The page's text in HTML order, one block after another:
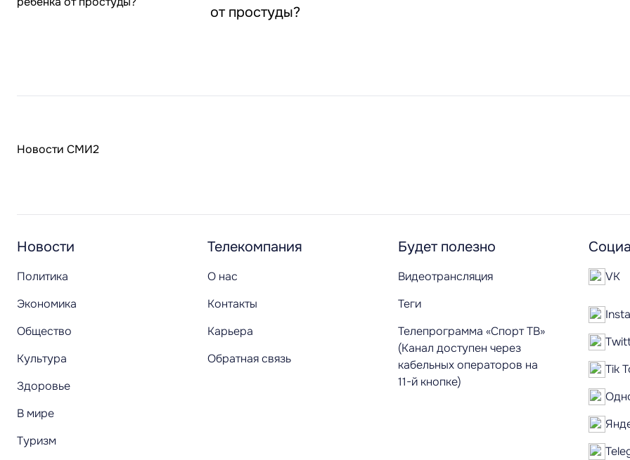
от простуды?
Новости СМИ2
Новости
Политика
Экономика
Общество
Культура
Здоровье
В мире
Туризм
Телекомпания
О нас
Контакты
Карьера
Обратная связь
Будет полезно
Видеотрансляция
Теги
Телепрограмма «Спорт ТВ»
(Канал доступен через
кабельных операторов на
11-й кнопке)
VK
Tik